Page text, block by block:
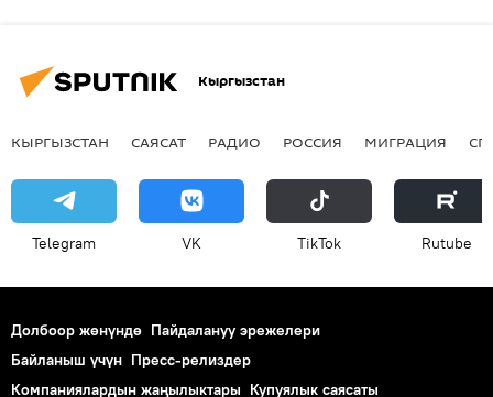
Кыргызстан
КЫРГЫЗСТАН САЯСАТ РАДИО РОССИЯ МИГРАЦИЯ
Telegram VK ТikТоk Rutube
Долбоор жөнүндө Пайдалануу эрежелери
Байланыш үчүн Пресс-релиздер
Компаниялардын жаңылыктары Купуялык саясаты